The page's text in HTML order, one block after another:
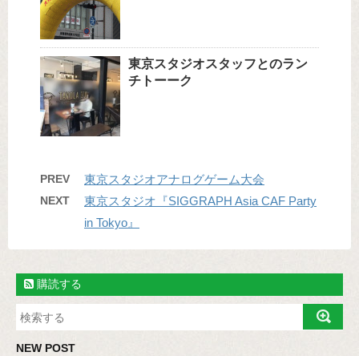
東京スタジオスタッフとのラン
チトーーク
PREV 東京スタジオアナログゲーム大会
NEXT
東京スタジオ『SIGGRAPH Asia CAF Party
in Tokyo』
購読する
NEW POST